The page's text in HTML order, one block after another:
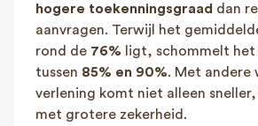
hogere toekenningsgraad dan
aanvragen. Terwijl het
rond de 76% ligt, schommelt het
tussen 85% en 90%​​. Met andere
verlening komt niet alleen
met grotere zekerheid.